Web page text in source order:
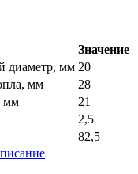
Значение
диаметр, мм 20
мм
28
мм
21
2,5
82,5